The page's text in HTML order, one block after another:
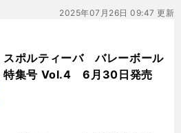
2025年07月26日 09:47 更新
スポルティーバ バレーボール
特集号 Vol.4 6月30日発売